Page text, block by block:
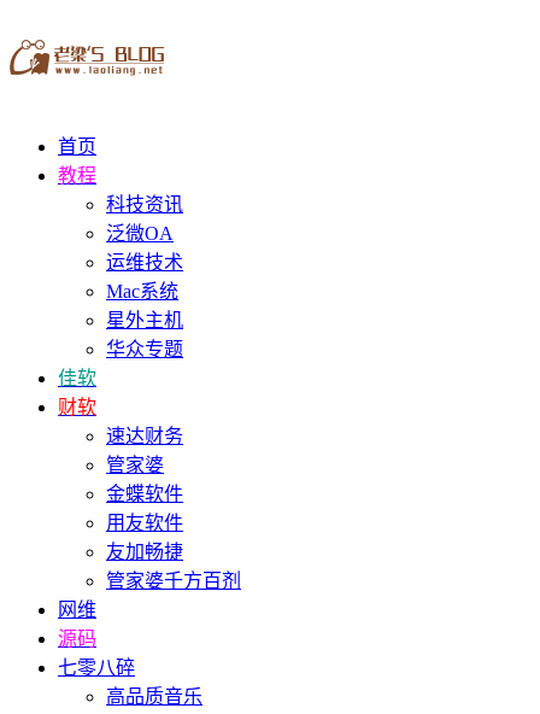
首页
教程
科技资讯
泛微OA
运维技术
Mac系统
星外主机
华众专题
佳软
财软
速达财务
管家婆
金蝶软件
用友软件
友加畅捷
管家婆千方百剂
网维
源码
七零八碎
高品质音乐